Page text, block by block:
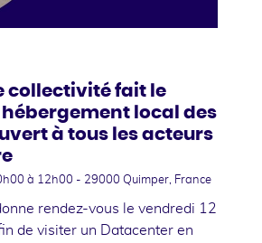
collectivité fait le
hébergement local des
à tous les acteurs
à 12h00 - 29000 Quimper, France
rendez-vous le vendredi 12
de visiter un Datacenter en